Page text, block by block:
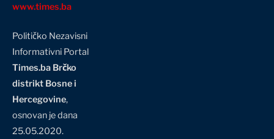
www.times.ba
Političko Nezavisni
Informativni Portal
Times.ba Brčko
distrikt Bosne i
Hercegovine,
osnovan je dana
25.05.2020.